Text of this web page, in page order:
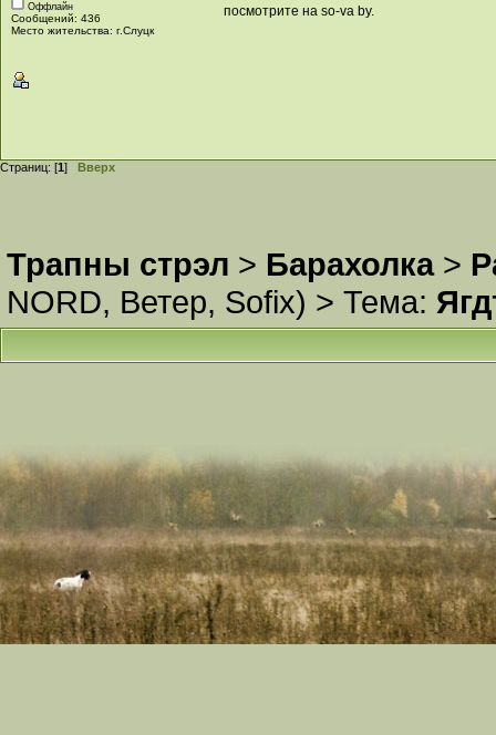
Оффлайн
Сообщений: 436
Место жительства: г.Слуцк
посмотрите на so-va by.
Страниц: [1 ] Вверх
Трапны стрэл > Барахолка>
NORD, Ветер, Sofix) > Тема: